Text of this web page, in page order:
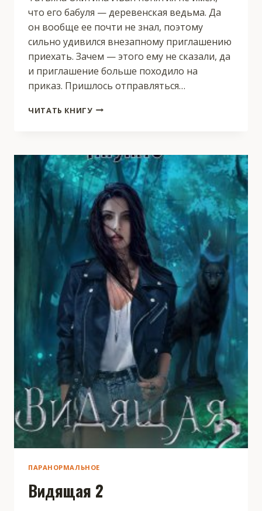
что его бабуля — деревенская ведьма. Да
он вообще ее почти не знал, поэтому
сильно удивился внезапному приглашению
приехать. Зачем — этого ему не сказали, да
и приглашение больше походило на
приказ. Пришлось отправляться…
ЧИТАТЬ КНИГУБАБУШКИН
ПАРАНОРМАЛЬНОЕ
Видящая 2